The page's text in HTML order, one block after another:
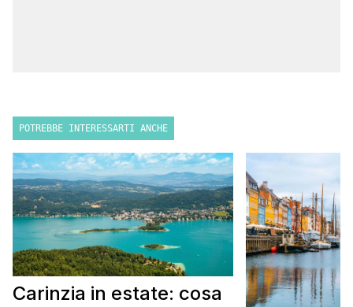
POTREBBE INTERESSARTI ANCHE
Carinzia in estate: cosa